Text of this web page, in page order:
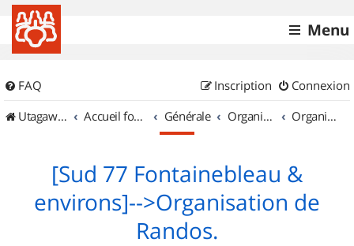
Menu
FAQ Connexion
Inscription
UtagawaVTT (Randos VTT et VTTAE avec traces GPS)
Accueil forum Générale Organisation de sorties & Recherche de partenaires Organisation de sorties en région Île de France
[Sud 77 Fontainebleau &
environs]-->Organisation de
Randos.